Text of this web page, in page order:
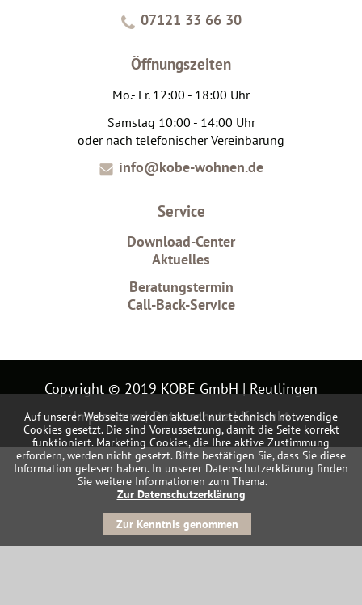
07121 33 66 30
Öffnungszeiten
Mo.- Fr. 12:00 - 18:00 Uhr
Samstag 10:00 - 14:00 Uhr
oder nach telefonischer Vereinbarung
info@kobe-wohnen.de
Service
Download-Center
Aktuelles
Beratungstermin
Call-Back-Service
Copyright © 2019 KOBE GmbH | Reutlingen
Impressum|Datenschutz|Kontakt
Auf unserer Webseite werden aktuell nur technisch notwendige
Cookies gesetzt. Die sind Voraussetzung, damit die Seite korrekt
funktioniert. Marketing Cookies, die Ihre aktive Zustimmung
erfordern, werden nicht gesetzt. Bitte bestätigen Sie, dass Sie diese
Information gelesen haben. In unserer Datenschutzerklärung finden
Sie weitere Informationen zum Thema.
Zur Datenschutzerklärung
Zur Kenntnis genommen